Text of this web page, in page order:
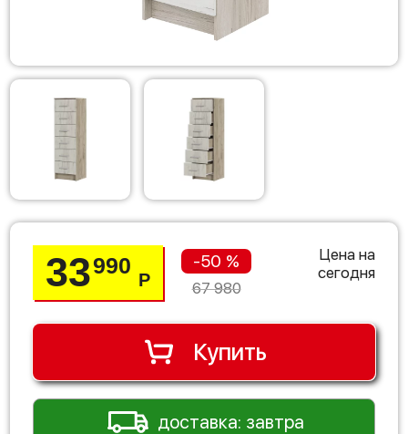
33990
Р
-50 %
67 980
Цена на
сегодня
Купить
доставка: завтра